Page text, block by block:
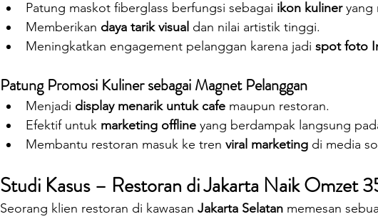
Patung maskot fiberglass berfungsi sebagai ikon kuliner yang
Memberikan daya tarik visual dan nilai artistik tinggi.
Meningkatkan engagement pelanggan karena jadi spot foto
Patung Promosi Kuliner sebagai Magnet Pelanggan
Menjadi display menarik untuk cafe maupun restoran.
Efektif untuk marketing offline yang berdampak langsung
Membantu restoran masuk ke tren viral marketing di media
Studi Kasus – Restoran di Jakarta Naik Omzet
Seorang klien restoran di kawasan Jakarta Selatan memesan